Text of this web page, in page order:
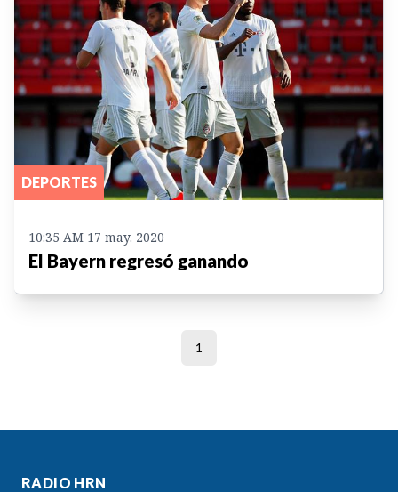
DEPORTES
10:35 AM 17 may. 2020
El Bayern regresó ganando
1
RADIO HRN